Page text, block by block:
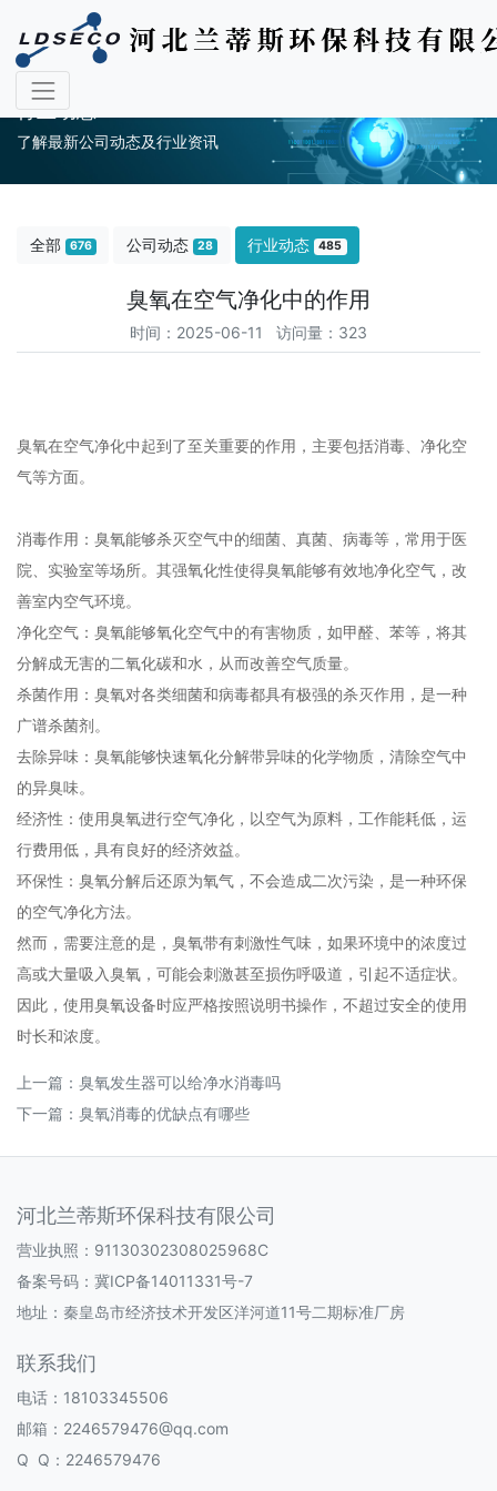
行业动态
了解最新公司动态及行业资讯
全部 676 公司动态 28 行业动态 485
臭氧在空气净化中的作用
时间：2025-06-11 访问量：323
臭氧在空气净化中起到了至关重要的作用，主要包括消毒、净化空
气等方面。‌
‌消毒作用‌：臭氧能够杀灭空气中的细菌、真菌、病毒等，常用于医
院、实验室等场所。其强氧化性使得臭氧能够有效地净化空气，改
善室内空气环境‌。
‌净化空气‌：臭氧能够氧化空气中的有害物质，如甲醛、苯等，将其
分解成无害的二氧化碳和水，从而改善空气质量‌。
‌杀菌作用‌：臭氧对各类细菌和病毒都具有极强的杀灭作用，是一种
广谱杀菌剂‌。
‌去除异味‌：臭氧能够快速氧化分解带异味的化学物质，清除空气中
的异臭味‌。
‌经济性‌：使用臭氧进行空气净化，以空气为原料，工作能耗低，运
行费用低，具有良好的经济效益‌。
‌环保性‌：臭氧分解后还原为氧气，不会造成二次污染，是一种环保
的空气净化方法‌。
然而，需要注意的是，臭氧带有刺激性气味，如果环境中的浓度过
高或大量吸入臭氧，可能会刺激甚至损伤呼吸道，引起不适症状。
因此，使用臭氧设备时应严格按照说明书操作，不超过安全的使用
时长和浓度‌。
上一篇： 臭氧发生器可以给净水消毒吗
下一篇： 臭氧消毒的优缺点有哪些
河北兰蒂斯环保科技有限公司
营业执照：91130302308025968C
备案号码： 冀ICP备14011331号-7
地址：秦皇岛市经济技术开发区洋河道11号二期标准厂房
联系我们
电话：18103345506
邮箱：2246579476@qq.com
Q Q：2246579476